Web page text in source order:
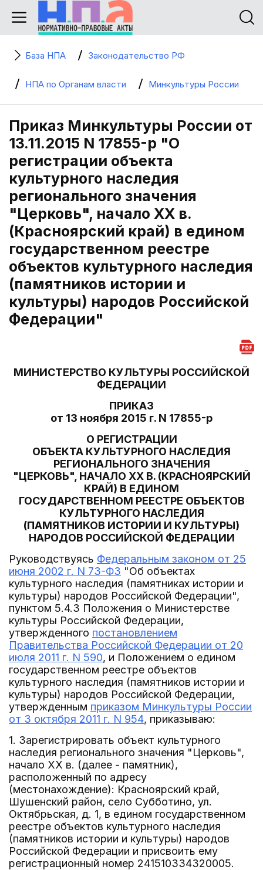
База НПА Законодательство РФ
НПА по Органам власти Минкультуры России
Приказ Минкультуры России от
13.11.2015 N 17855-р "О
регистрации объекта
культурного наследия
регионального значения
"Церковь", начало XX в.
(Красноярский край) в едином
государственном реестре
объектов культурного наследия
(памятников истории и
культуры) народов Российской
Федерации"
МИНИСТЕРСТВО КУЛЬТУРЫ РОССИЙСКОЙ
ФЕДЕРАЦИИ
ПРИКАЗ
от 13 ноября 2015 г. N 17855-р
О РЕГИСТРАЦИИ
ОБЪЕКТА КУЛЬТУРНОГО НАСЛЕДИЯ
РЕГИОНАЛЬНОГО ЗНАЧЕНИЯ
"ЦЕРКОВЬ", НАЧАЛО XX В. (КРАСНОЯРСКИЙ
КРАЙ) В ЕДИНОМ
ГОСУДАРСТВЕННОМ РЕЕСТРЕ ОБЪЕКТОВ
КУЛЬТУРНОГО НАСЛЕДИЯ
(ПАМЯТНИКОВ ИСТОРИИ И КУЛЬТУРЫ)
НАРОДОВ РОССИЙСКОЙ ФЕДЕРАЦИИ
Руководствуясь Федеральным законом от 25
июня 2002 г. N 73-ФЗ "Об объектах
культурного наследия (памятниках истории и
культуры) народов Российской Федерации",
пунктом 5.4.3 Положения о Министерстве
культуры Российской Федерации,
утвержденного постановлением
Правительства Российской Федерации от 20
июля 2011 г. N 590, и Положением о едином
государственном реестре объектов
культурного наследия (памятников истории и
культуры) народов Российской Федерации,
утвержденным приказом Минкультуры России
от 3 октября 2011 г. N 954, приказываю:
1. Зарегистрировать объект культурного
наследия регионального значения "Церковь",
начало XX в. (далее - памятник),
расположенный по адресу
(местонахождение): Красноярский край,
Шушенский район, село Субботино, ул.
Октябрьская, д. 1, в едином государственном
реестре объектов культурного наследия
(памятников истории и культуры) народов
Российской Федерации и присвоить ему
регистрационный номер 241510334320005.